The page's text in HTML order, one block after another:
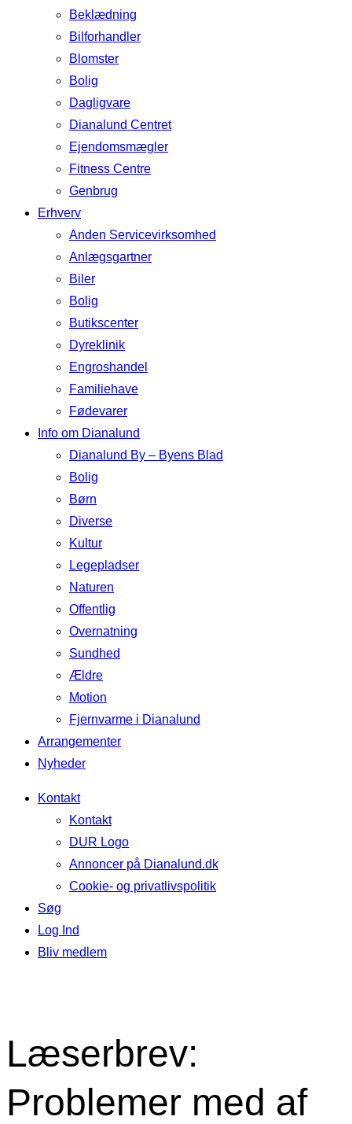
Beklædning
Bilforhandler
Blomster
Bolig
Dagligvare
Dianalund Centret
Ejendomsmægler
Fitness Centre
Genbrug
Erhverv
Anden Servicevirksomhed
Anlægsgartner
Biler
Bolig
Butikscenter
Dyreklinik
Engroshandel
Familiehave
Fødevarer
Info om Dianalund
Dianalund By – Byens Blad
Bolig
Børn
Diverse
Kultur
Legepladser
Naturen
Offentlig
Overnatning
Sundhed
Ældre
Motion
Fjernvarme i Dianalund
Arrangementer
Nyheder
Kontakt
Kontakt
DUR Logo
Annoncer på Dianalund.dk
Cookie- og privatlivspolitik
Søg
Log Ind
Bliv medlem
Læserbrev:
Problemer med af